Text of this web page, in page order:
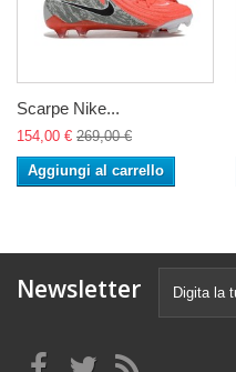
Scarpe Nike...
154,00 € 269,00 €
Aggiungi al carrello
Newsletter